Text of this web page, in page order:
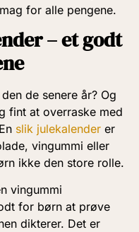
for alle pengene.
– et godt
de senere år? Og
fint at overraske med
slik julekalender er
vingummi eller
ikke den store rolle.
vingummi
for børn at prøve
dikterer. Det er